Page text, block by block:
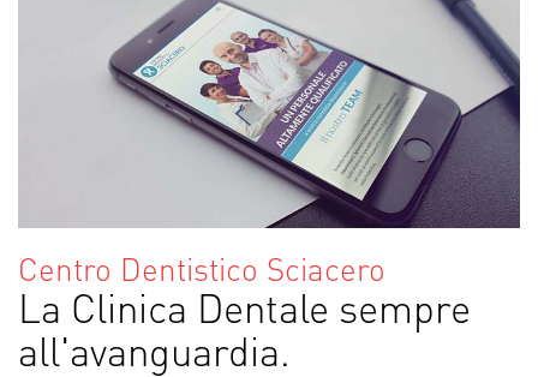
Centro Dentistico Sciacero
La Clinica Dentale sempre
all'avanguardia.